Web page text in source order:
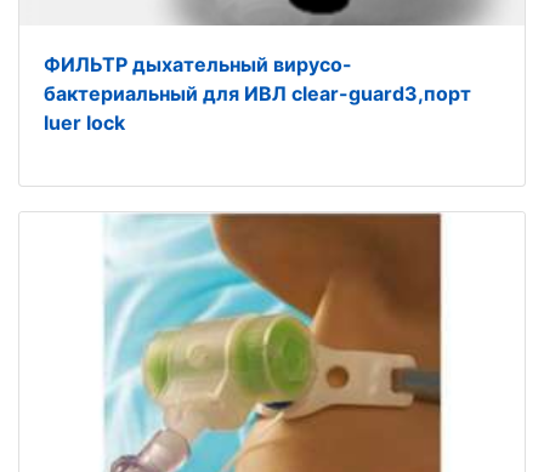
ФИЛЬТР дыхательный вирусо-
бактериальный для ИВЛ clear-guard3,порт
luer lock